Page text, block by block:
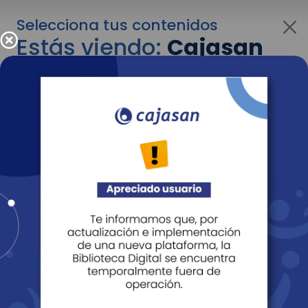
Selecciona tus contenidos
Estás viendo:Cajasan
para personas
Para cambiar al contenido de tu interés más
adelante recuerda utilizar el menú
Entendido